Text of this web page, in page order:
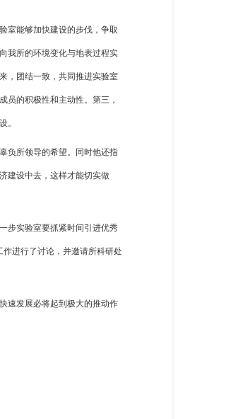
室能够加快建设的步伐，争取
我所的环境变化与地表过程实
，团结一致，共同推进实验室
员的积极性和主动性。第三，
。
负所领导的希望。同时他还指
建设中去，这样才能切实做
步实验室要抓紧时间引进优秀
进行了讨论，并邀请所科研处
速发展必将起到极大的推动作